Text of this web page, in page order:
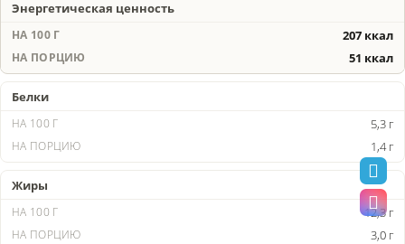
Энергетическая ценность
207 ккал
51 ккал
Белки
5,3 г
1,4 г
Жиры
12,3 г
3,0 г